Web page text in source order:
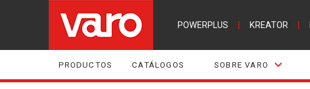
POWERPLUS KREATOR
PRODUCTOS CATÁLOGOS SOBRE VARO